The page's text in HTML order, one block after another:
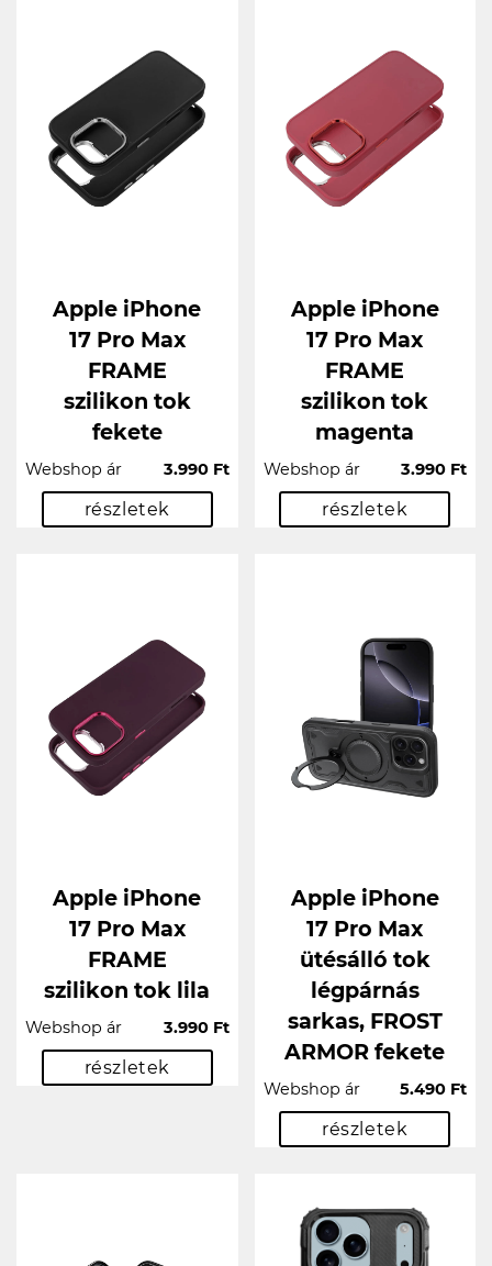
Apple iPhone
17 Pro Max
FRAME
szilikon tok
fekete
Webshop ár 3.990 Ft
részletek
Apple iPhone
17 Pro Max
FRAME
szilikon tok
magenta
Webshop ár 3.990 Ft
részletek
Apple iPhone
17 Pro Max
FRAME
szilikon tok lila
Webshop ár 3.990 Ft
részletek
Apple iPhone
17 Pro Max
ütésálló tok
légpárnás
sarkas, FROST
ARMOR fekete
Webshop ár 5.490 Ft
részletek